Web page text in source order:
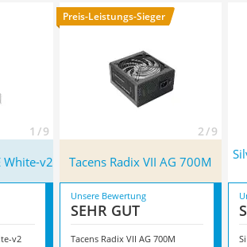
MWE White-v2* mit seinen
1 / 9
Preis-Leistungs-Sieger
2 / 9
White-v2 Tacens Radix VII AG 700M
v2
Unsere Bewertung
SEHR GUT
Tacens Radix VII AG 700M